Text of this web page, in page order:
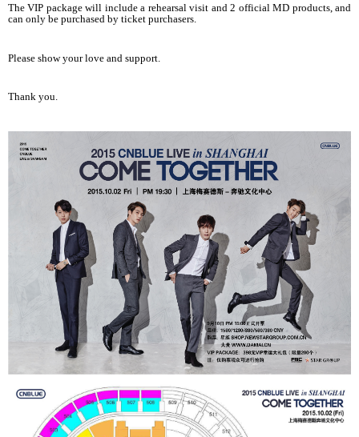
The VIP package will include a rehearsal visit and 2 official MD products, and
can only be purchased by ticket purchasers.
Please show your love and support.
Thank you.